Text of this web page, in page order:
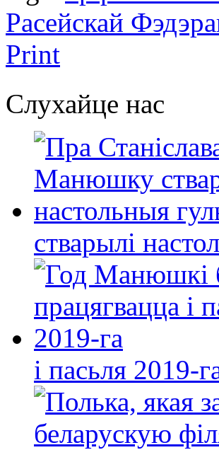
Расейскай
Print
Слухайце нас
стварылі
і пасьля 2019-